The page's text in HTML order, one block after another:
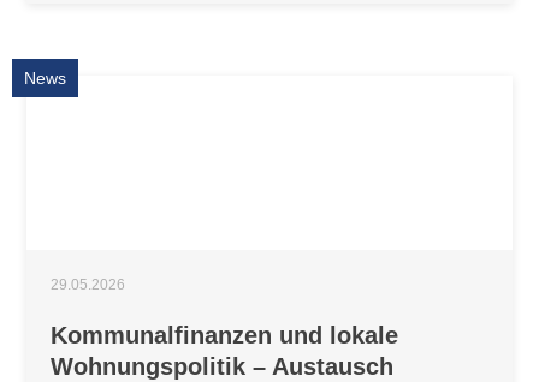
News
29.05.2026
Kommunalfinanzen und lokale
Wohnungspolitik – Austausch